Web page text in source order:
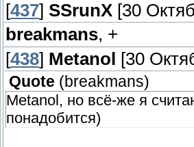
[437] SSrunX [30
breakmans, +
[438] Metanol [30
Quote (breakmans)
Metanol, но всё-же я
понадобится)